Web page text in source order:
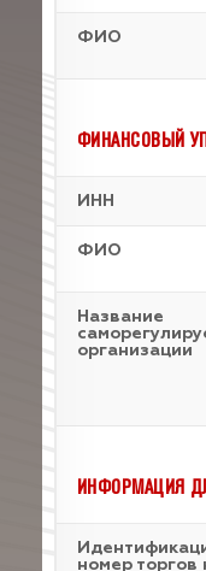
ФИО
ФИНАНСОВЫЙ
ИНН
ФИО
Название
организации
ИНФОРМАЦИЯ
номер торгов